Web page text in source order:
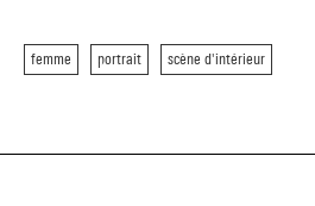
femme portrait scène d'intérieur